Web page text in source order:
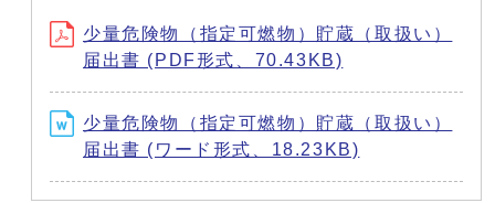
少量危険物（指定可燃物）貯蔵（取扱い）
届出書 (PDF形式、70.43KB)
少量危険物（指定可燃物）貯蔵（取扱い）
届出書 (ワード形式、18.23KB)